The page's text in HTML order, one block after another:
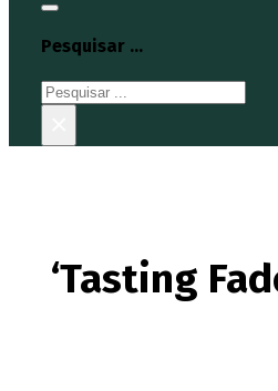
Pesquisar ...
Pesquisar
‘Tasting